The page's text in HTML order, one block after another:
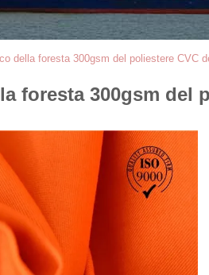
della foresta 300gsm del poliestere CVC
foresta 300gsm del